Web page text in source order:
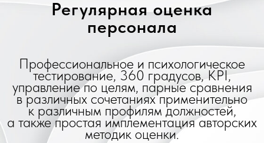
Регулярная оценка
персонала
Профессиональное и психологическое
тестирование, 360 градусов, KPI,
управление по целям, парные сравнения
в различных сочетаниях применительно
к различным профилям должностей,
а также простая имплементация авторских
методик оценки.